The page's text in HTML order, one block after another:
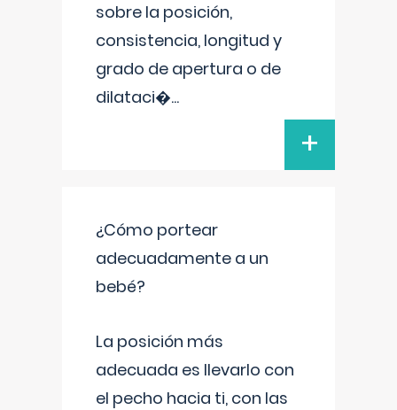
sobre la posición,
consistencia, longitud y
grado de apertura o de
dilataci�...
+
¿Cómo portear
adecuadamente a un
bebé?
La posición más
adecuada es llevarlo con
el pecho hacia ti, con las